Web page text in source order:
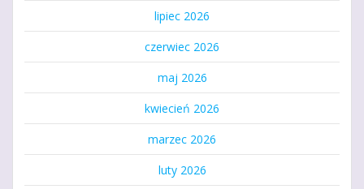
lipiec 2026
czerwiec 2026
maj 2026
kwiecień 2026
marzec 2026
luty 2026